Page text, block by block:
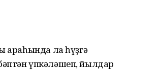
араһында ла һүҙгә
үпкәләшеп, йылдар